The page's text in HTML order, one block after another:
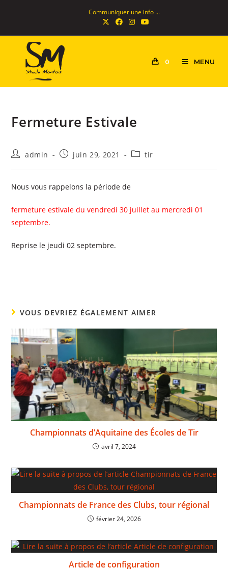
Communiquer une info ...
0 MENU
Fermeture Estivale
admin juin 29, 2021 tir
Nous vous rappelons la période de
fermeture estivale du vendredi 30 juillet au mercredi 01
septembre.
Reprise le jeudi 02 septembre.
VOUS DEVRIEZ ÉGALEMENT AIMER
Championnats d’Aquitaine des Écoles de Tir
avril 7, 2024
Championnats de France des Clubs, tour régional
février 24, 2026
Article de configuration